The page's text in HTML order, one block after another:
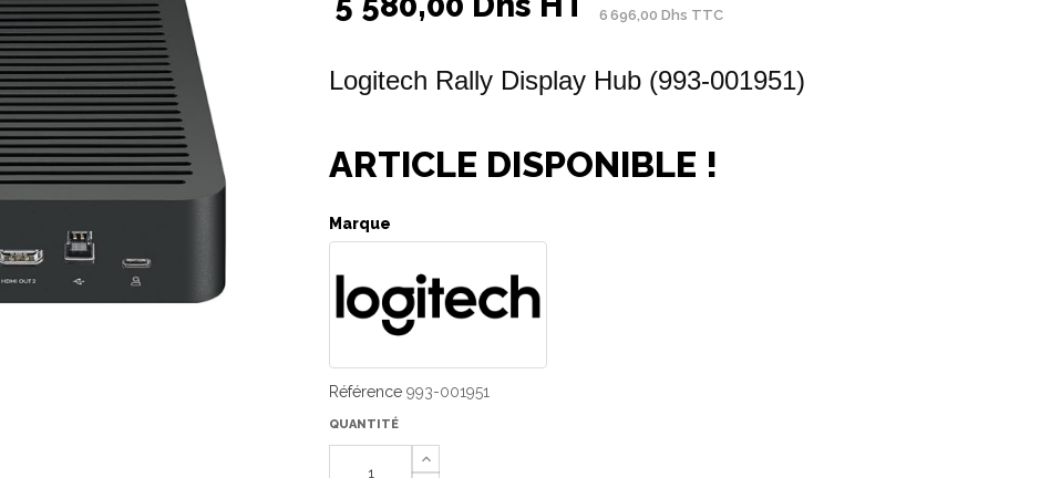
6 696,00 Dhs TTC
Logitech Rally Display Hub (993-001951)
ARTICLE DISPONIBLE !
Marque
Référence 993-001951
QUANTITÉ